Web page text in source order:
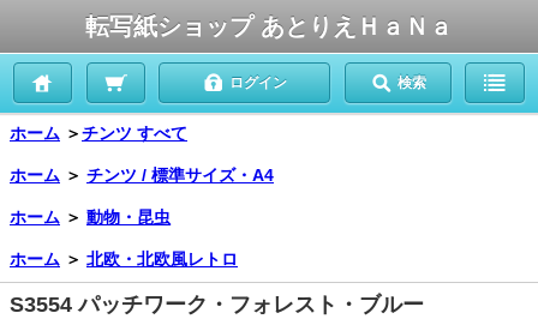
転写紙ショップ あとりえＨａＮａ
ログイン 検索
ホーム ＞チンツ すべて
ホーム ＞ チンツ / 標準サイズ・A4
ホーム ＞ 動物・昆虫
ホーム ＞ 北欧・北欧風レトロ
S3554 パッチワーク・フォレスト・ブルー